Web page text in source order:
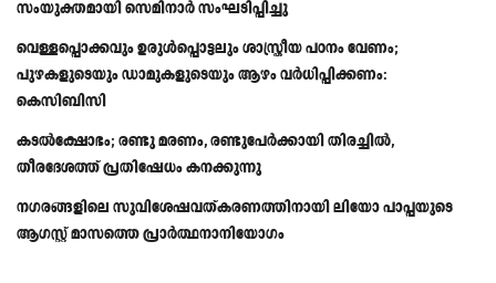
സംയുക്തമായി സെമിനാർ സംഘടിപ്പിച്ചു
വെള്ളപ്പൊക്കവും ഉരുള്‍പ്പൊട്ടലും ശാസ്ത്രീയ പഠനം വേണം;
പുഴകളുടെയും ഡാമുകളുടെയും ആഴം വര്‍ധിപ്പിക്കണം:
കെസിബിസി
കടൽക്ഷോഭം; രണ്ടു മരണം, രണ്ടുപേർക്കായി തിരച്ചിൽ,
തീരദേശത്ത് പ്രതിഷേധം കനക്കുന്നു
നഗരങ്ങളിലെ സുവിശേഷവത്കരണത്തിനായി ലിയോ പാപ്പയുടെ
ആഗസ്റ്റ് മാസത്തെ പ്രാര്‍ത്ഥനാനിയോഗം